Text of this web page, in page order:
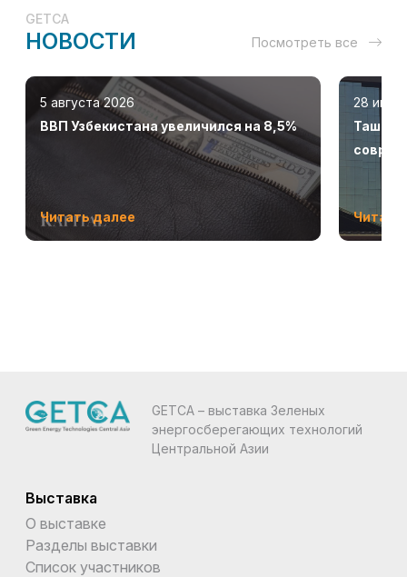
GETCA
НОВОСТИ Посмотреть все
5 августа 2026
ВВП Узбекистана увеличился на 8,5%
Читать далее
28
Читать
GETCA – выставка Зеленых
энергосберегающих технологий
Центральной Азии
Выставка
О выставке
Разделы выставки
Список участников